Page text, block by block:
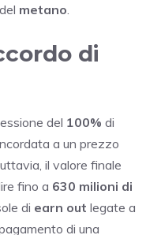
metano
di
del 100% di
a un prezzo
il valore finale
fino a 630 milioni di
di earn out legate a
di una